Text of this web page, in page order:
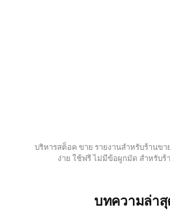
บริหารสต็อค ขาย รายงานสำหรับร้านข
ง่าย ใช้ฟรี ไม่มีข้อผูกมัด สำหรับร้
บทความล่า